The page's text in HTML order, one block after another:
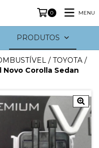
0 MENU
PRODUTOS
/ TOYOTA /
Corolla Sedan